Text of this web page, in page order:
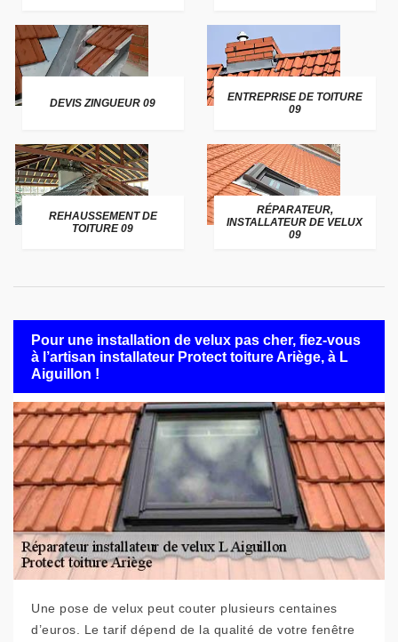
DEVIS ZINGUEUR 09
ENTREPRISE DE TOITURE
09
REHAUSSEMENT DE
TOITURE 09
RÉPARATEUR,
INSTALLATEUR DE VELUX
09
Pour une installation de velux pas cher, fiez-vous
à l’artisan installateur Protect toiture Ariège, à L
Aiguillon !
Une pose de velux peut couter plusieurs centaines
d’euros. Le tarif dépend de la qualité de votre fenêtre